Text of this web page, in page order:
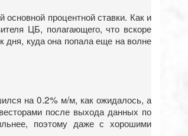
процентной ставки. Как и
ЦБ, полагающего, что вскоре
дня, куда она попала еще на волне
на 0.2% м/м, как ожидалось, а
после выхода данных по
поэтому даже с хорошими